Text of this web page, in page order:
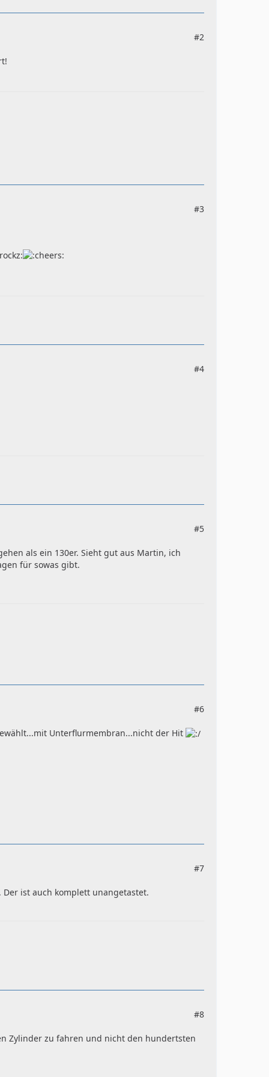
#2
#3
#4
#5
als ein 130er. Sieht gut aus Martin, ich
für sowas gibt.
#6
Unterflurmembran...nicht der Hit
#7
ist auch komplett unangetastet.
#8
Zylinder zu fahren und nicht den hundertsten